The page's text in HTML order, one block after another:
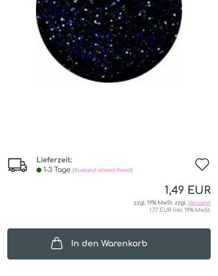
Lieferzeit:
1-3 Tage (Ausland abweichend)
1,49 EUR
zzgl. 19% MwSt. zzgl. Versand
1,77 EUR inkl. 19% MwSt.
In den Warenkorb